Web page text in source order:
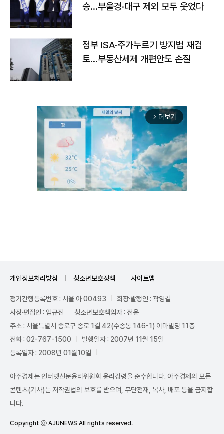
승…부울경·대구 제외 모두 웃었다
정부 ISA·주가누르기 방지법 재검
토…부동산세제 개편안도 손질
arrow_forward_ios 더보기
개인정보처리방침 청소년보호정책 사이트맵
정기간행등록번호 : 서울 아 00493
회장·발행인 : 곽영길
사장·편집인 : 임규진
청소년보호책임자 : 전운
주소 : 서울특별시 종로구 종로 1길 42(수송동 146-1) 이마빌딩 11층
전화 : 02-767-1500
발행일자 : 2007년 11월 15일
등록일자 : 2008년 01월10일
아주경제는 인터넷신문윤리위원회 윤리강령을 준수합니다. 아주경제의 모든
콘텐츠(기사)는 저작권법의 보호를 받으며, 무단전재, 복사, 배포 등을 금지합
니다.
Copyright ⓒ AJUNEWS All rights reserved.